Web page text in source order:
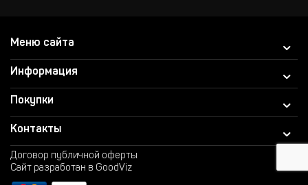
Меню сайта
Информация
Покупки
Контакты
Договор публичной оферты
Сайт разработан в GoodViz